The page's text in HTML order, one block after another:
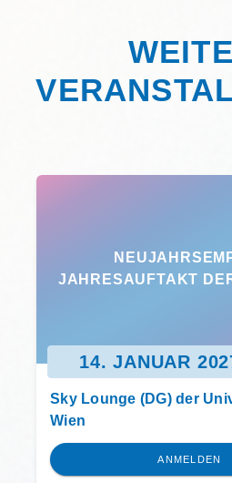
JAHRESAUFTAKT
14. JANUAR
Sky Lounge (DG) der
Wien
ANMELDEN